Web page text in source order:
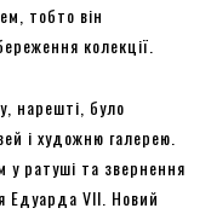
тобто він
колекції.
нарешті, було
і художню галерею.
у ратуші та звернення
Едуарда VII. Новий